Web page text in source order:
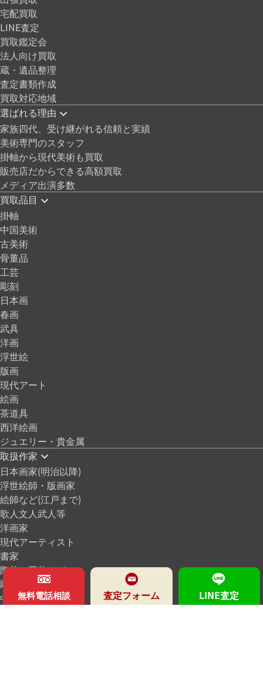
宅配買取
LINE査定
買取鑑定会
法人向け買取
蔵・遺品整理
査定書類作成
買取対応地域
選ばれる理由
家族四代、受け継がれる信頼と実績
美術専門のスタッフ
掛軸から現代美術も買取
販売店だからできる高額買取
メディア出演多数
買取品目
掛軸
中国美術
古美術
骨董品
工芸
彫刻
日本画
春画
武具
洋画
浮世絵
版画
現代アート
絵画
茶道具
西洋絵画
ジュエリー・貴金属
取扱作家
日本画家(明治以降)
浮世絵師・版画家
絵師など(江戸まで)
歌人文人武人等
洋画家
現代アーティスト
書家
陶芸・工芸など
彫刻家
中国諸作家
無料電話相談 査定フォーム LINE査定